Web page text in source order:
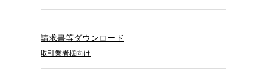
請求書等ダウンロード
取引業者様向け